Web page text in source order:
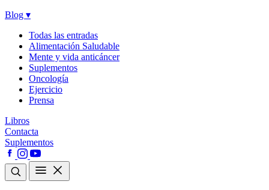
Blog ▾
Todas las entradas
Alimentación Saludable
Mente y vida anticáncer
Suplementos
Oncología
Ejercicio
Prensa
Libros
Contacta
Suplementos